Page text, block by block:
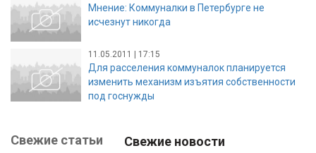
Мнение: Коммуналки в Петербурге не
исчезнут никогда
11.05.2011 | 17:15
Для расселения коммуналок планируется
изменить механизм изъятия собственности
под госнужды
Свежие статьи Свежие новости